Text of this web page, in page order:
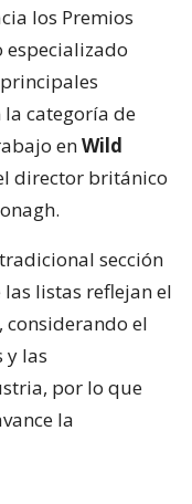
los Premios
especializado
categoría de
enWild
director británico
sección
listas reflejan el
considerando el
y las
por lo que
la